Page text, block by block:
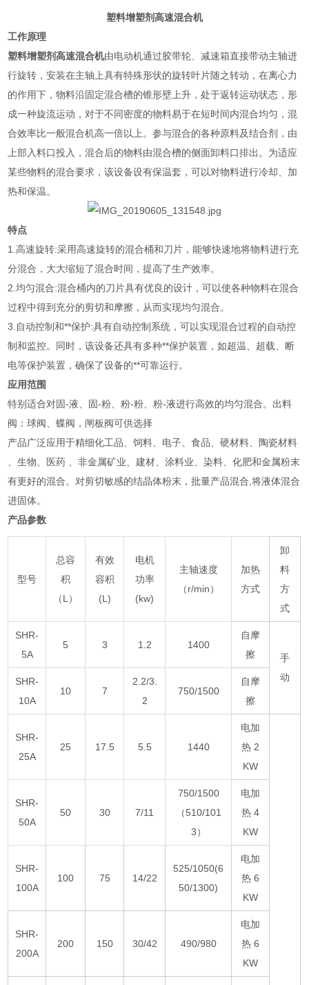
塑料增塑剂高速混合机
工作原理
塑料增塑剂高速混合机由电动机通过胶带轮、减速箱直接带动主轴进
行旋转，安装在主轴上具有特殊形状的旋转叶片随之转动，在离心力
的作用下，物料沿固定混合槽的锥形壁上升，处于返转运动状态，形
成一种旋流运动，对于不同密度的物料易于在短时间内混合均匀，混
合效率比一般混合机高一倍以上。参与混合的各种原料及结合剂，由
上部入料口投入，混合后的物料由混合槽的侧面卸料口排出。为适应
某些物料的混合要求，该设备设有保温套，可以对物料进行冷却、加
热和保温。
特点
1.高速旋转:采用高速旋转的混合桶和刀片，能够快速地将物料进行充
分混合，大大缩短了混合时间，提高了生产效率。
2.均匀混合:混合桶内的刀片具有优良的设计，可以使各种物料在混合
过程中得到充分的剪切和摩擦，从而实现均匀混合。
3.自动控制和**保护:具有自动控制系统，可以实现混合过程的自动控
制和监控。同时，该设备还具有多种**保护装置，如超温、超载、断
电等保护装置，确保了设备的**可靠运行。
应用范围
特别适合对固-液、固-粉、粉-粉、粉-液进行高效的均匀混合。出料
阀：球阀、蝶阀，闸板阀可供选择
产品广泛应用于精细化工品、饲料、电子、食品、硬材料、陶瓷材料
、生物、医药 、非金属矿业、建材、涂料业、染料、化肥和金属粉末
有更好的混合。对剪切敏感的结晶体粉末，批量产品混合,将液体混合
进固体。
产品参数
型号
总容
积
（L）
有效
容积
(L)
电机
功率
(kw)
主轴速度
（r/min）
加热
方式
卸
料
方
式
SHR-
5A
5 3 1.2 1400
自摩
擦
手
动
SHR-
10A
10 7
2.2/3.
2
750/1500
自摩
擦
SHR-
25A
25 17.5 5.5 1440
电加
热 2
KW
SHR-
50A
50 30 7/11
750/1500
（510/101
3）
电加
热 4
KW
SHR-
100A
100 75 14/22
525/1050(6
50/1300)
电加
热 6
KW
SHR-
200A
200 150 30/42 490/980
电加
热 6
KW